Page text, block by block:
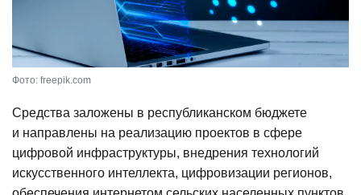
Фото: freepik.com
Средства заложены в республиканском бюджете
и направлены на реализацию проектов в сфере
цифровой инфраструктуры, внедрения технологий
искусственного интеллекта, цифровизации регионов,